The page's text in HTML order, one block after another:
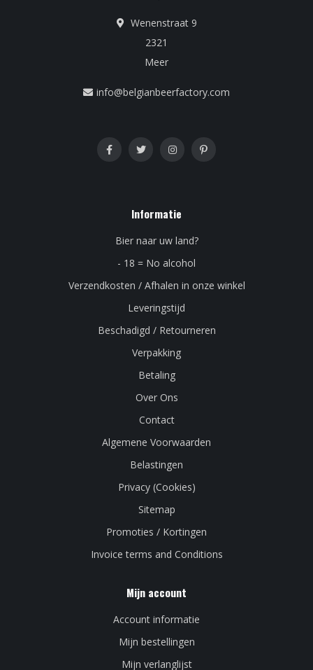
Wenenstraat 9
2321
Meer
info@belgianbeerfactory.com
Informatie
Bier naar uw land?
- 18 = No alcohol
Verzendkosten / Afhalen in onze winkel
Leveringstijd
Beschadigd / Retourneren
Verpakking
Betaling
Over Ons
Contact
Algemene Voorwaarden
Belastingen
Privacy (Cookies)
Sitemap
Promoties / Kortingen
Invoice terms and Conditions
Mijn account
Account informatie
Mijn bestellingen
Mijn verlanglijst